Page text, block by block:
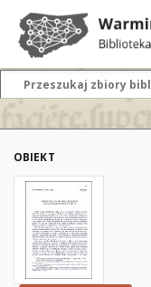
OBIEKT